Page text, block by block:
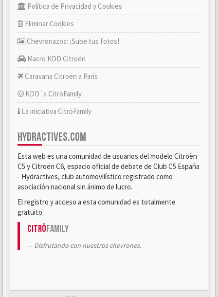
Política de Privacidad y Cookies
Eliminar Cookies
Chevronazos: ¡Sube tus fotos!
Macro KDD Citroën
Caravana Citroën a París
KDD´s CitröFamily
La iniciativa CitröFamily
HYDRACTIVES.COM
Esta web es una comunidad de usuarios del modelo Citroën
C5 y Citroën C6, espacio oficial de debate de Club C5 España
- Hydractives, club automovilístico registrado como
asociación nacional sin ánimo de lucro.
El registro y acceso a esta comunidad es totalmente
gratuito.
CitröFamily
Disfrutando con nuestros chevrones.